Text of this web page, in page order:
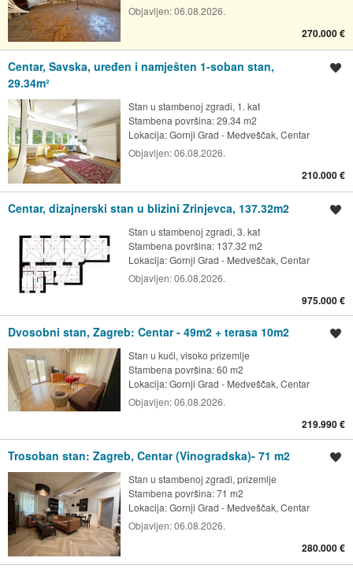
Objavljen:06.08.2026.
270.000 €
Centar, Savska, uređen i namješten 1-soban stan,
29.34m²
Stan u stambenoj zgradi, 1. kat
Stambena površina: 29.34 m2
Lokacija:Gornji Grad - Medveščak, Centar
Objavljen:06.08.2026.
210.000 €
Centar, dizajnerski stan u blizini Zrinjevca, 137.32m2
Stan u stambenoj zgradi, 3. kat
Stambena površina: 137.32 m2
Lokacija:Gornji Grad - Medveščak, Centar
Objavljen:06.08.2026.
975.000 €
Dvosobni stan, Zagreb: Centar - 49m2 + terasa 10m2
Stan u kući, visoko prizemlje
Stambena površina: 60 m2
Lokacija:Gornji Grad - Medveščak, Centar
Objavljen:06.08.2026.
219.990 €
Trosoban stan: Zagreb, Centar (Vinogradska)- 71 m2
Stan u stambenoj zgradi, prizemlje
Stambena površina: 71 m2
Lokacija:Gornji Grad - Medveščak, Centar
Objavljen:06.08.2026.
280.000 €